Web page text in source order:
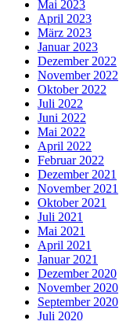
Mai 2023
April 2023
März 2023
Januar 2023
Dezember 2022
November 2022
Oktober 2022
Juli 2022
Juni 2022
Mai 2022
April 2022
Februar 2022
Dezember 2021
November 2021
Oktober 2021
Juli 2021
Mai 2021
April 2021
Januar 2021
Dezember 2020
November 2020
September 2020
Juli 2020